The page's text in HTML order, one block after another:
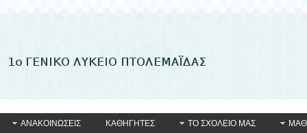
ΑΝΑΚΟΙΝΩΣΕΙΣ ΚΑΘΗΓΗΤΕΣ ΤΟ ΣΧΟΛΕΙΟ ΜΑΣ